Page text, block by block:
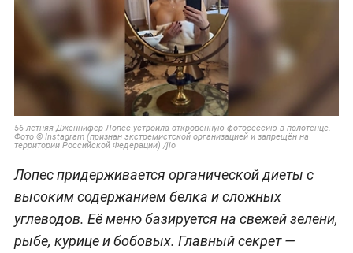
56-летняя Дженнифер Лопес устроила откровенную фотосессию в полотенце.
Фото © Instagram (признан экстремистской организацией и запрещён на
территории Российской Федерации) /jlo
Лопес придерживается органической диеты с
высоким содержанием белка и сложных
углеводов. Её меню базируется на свежей зелени,
рыбе, курице и бобовых. Главный секрет —